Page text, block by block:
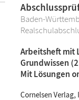
Baden-
Arbeitsheft mit
Grundwissen
Mit Lösungen
Cornelsen Verlag,